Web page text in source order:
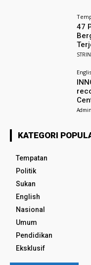
47
Admin
KATEGORI
Tempatan
Politik
Sukan
English
Nasional
Umum
Pendidikan
Eksklusif